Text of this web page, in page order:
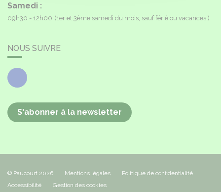
Samedi :
09h30 - 12h00 (1er et 3ème samedi du mois, sauf férié ou vacances.)
NOUS SUIVRE
Facebook
S'abonner à la newsletter
© Paucourt 2026 Mentions légales
Politique de confidentialité
Accessibilité
Gestion des cookies